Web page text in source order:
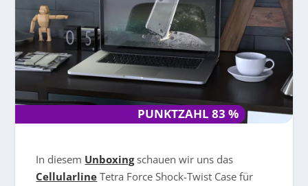
PUNKTZAHL 83 %
PUNKTZAHL 83 %
In diesem Unboxingschauen wir uns das
Cellularline Tetra Force Shock-Twist Case für